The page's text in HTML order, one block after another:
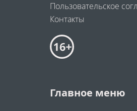
Пользовательское
Контакты
Главное меню